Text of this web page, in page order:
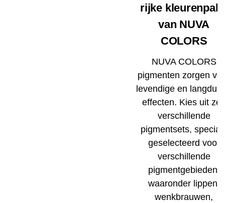
rijke
van NUVA
COLORS
NUVA COLORS
pigmenten zorgen
levendige en
effecten. Kies uit
verschillende
pigmentsets,
geselecteerd voor
verschillende
pigmentgebieden,
waaronder lippen,
wenkbrauwen,